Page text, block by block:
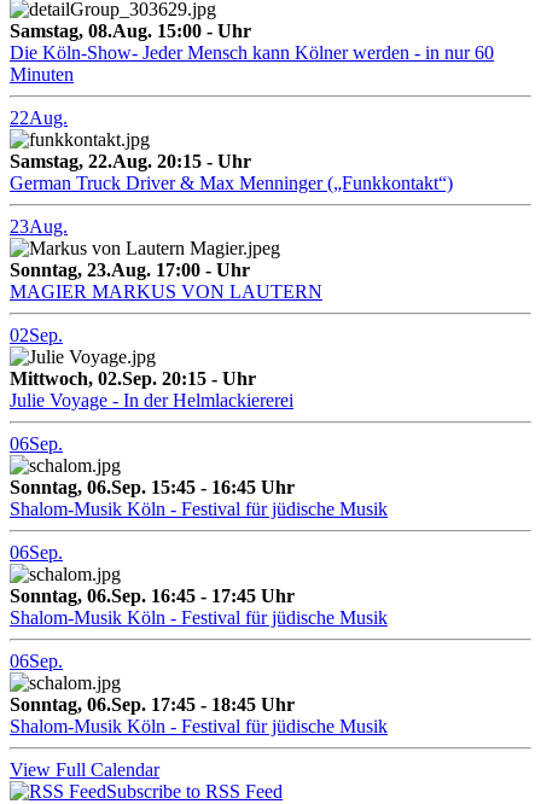
Samstag, 08.Aug. 15:00 - Uhr
Die Köln-Show- Jeder Mensch kann Kölner werden - in nur 60
Minuten
22Aug.
Samstag, 22.Aug. 20:15 - Uhr
German Truck Driver & Max Menninger („Funkkontakt“)
23Aug.
Sonntag, 23.Aug. 17:00 - Uhr
MAGIER MARKUS VON LAUTERN
02Sep.
Mittwoch, 02.Sep. 20:15 - Uhr
Julie Voyage - In der Helmlackiererei
06Sep.
Sonntag, 06.Sep. 15:45 - 16:45 Uhr
Shalom-Musik Köln - Festival für jüdische Musik
06Sep.
Sonntag, 06.Sep. 16:45 - 17:45 Uhr
Shalom-Musik Köln - Festival für jüdische Musik
06Sep.
Sonntag, 06.Sep. 17:45 - 18:45 Uhr
Shalom-Musik Köln - Festival für jüdische Musik
View Full Calendar
Subscribe to RSS Feed